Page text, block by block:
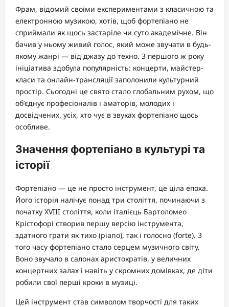
Фрам, відомий своїми експериментами з класичною та
електронною музикою, хотів, щоб фортепіано не
сприймали як щось застаріле чи суто академічне. Він
бачив у ньому живий голос, який може звучати в будь-
якому жанрі — від джазу до техно. З першого ж року
ініціатива здобула популярність: концерти, майстер-
класи та онлайн-трансляції заполонили культурний
простір. Сьогодні це свято стало глобальним рухом, що
об’єднує професіоналів і аматорів, молодих і
досвідчених, усіх, хто чує в звуках фортепіано щось
особливе.
Значення фортепіано в культурі та
історії
Фортепіано — це не просто інструмент, це ціла епоха.
Його історія налічує понад три століття, починаючи з
початку XVIII століття, коли італієць Бартоломео
Крістофорі створив першу версію інструмента,
здатного грати як тихо (piano), так і голосно (forte). З
того часу фортепіано стало серцем музичного світу.
Воно звучало в салонах аристократів, у величних
концертних залах і навіть у скромних домівках, де діти
робили свої перші кроки в музиці.
Цей інструмент став символом творчості для таких